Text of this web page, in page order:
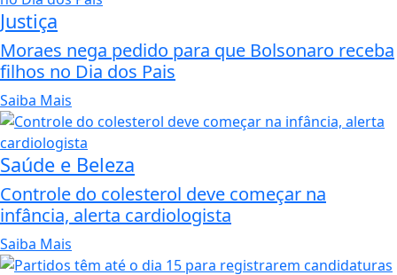
Justiça
Moraes nega pedido para que Bolsonaro receba
filhos no Dia dos Pais
Saiba Mais
Saúde e Beleza
Controle do colesterol deve começar na
infância, alerta cardiologista
Saiba Mais